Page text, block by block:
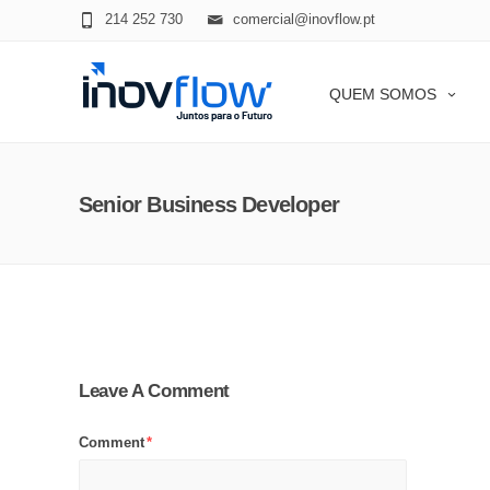
comercial@inovflow.pt
214 252 730
QUEM SOMOS
Senior Business Developer
Leave A Comment
Comment*
modal-check